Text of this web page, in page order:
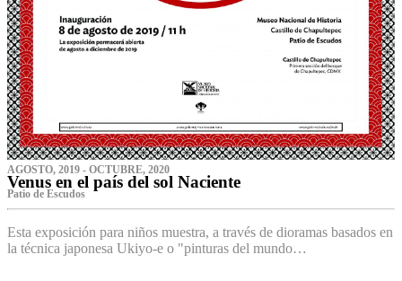
AGOSTO, 2019 - OCTUBRE, 2020
Venus en el país del sol Naciente
P‌atio de Escudos
Esta exposición para niños muestra, a través de dioramas basados en
la técnica japonesa Ukiyo-e o "pinturas del mundo…